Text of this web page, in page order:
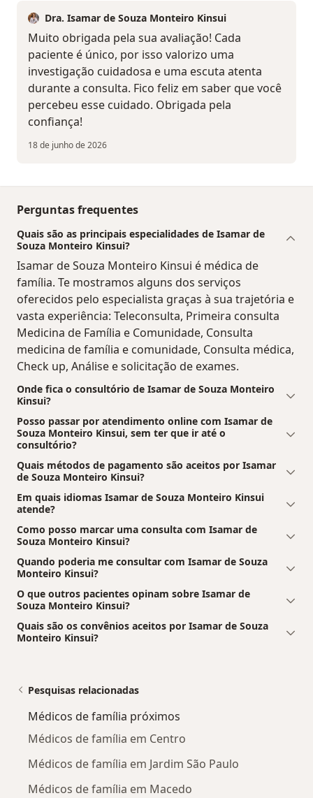
Dra. Isamar de Souza Monteiro Kinsui
Muito obrigada pela sua avaliação! Cada
paciente é único, por isso valorizo uma
investigação cuidadosa e uma escuta atenta
durante a consulta. Fico feliz em saber que você
percebeu esse cuidado. Obrigada pela
confiança!
18 de junho de 2026
Perguntas frequentes
Quais são as principais especialidades de Isamar de
Souza Monteiro Kinsui?
Isamar de Souza Monteiro Kinsui é médica de
família. Te mostramos alguns dos serviços
oferecidos pelo especialista graças à sua trajetória e
vasta experiência: Teleconsulta, Primeira consulta
Medicina de Família e Comunidade, Consulta
medicina de família e comunidade, Consulta médica,
Check up, Análise e solicitação de exames.
Onde fica o consultório de Isamar de Souza Monteiro
Kinsui?
Posso passar por atendimento online com Isamar de
Souza Monteiro Kinsui, sem ter que ir até o
consultório?
Quais métodos de pagamento são aceitos por Isamar
de Souza Monteiro Kinsui?
Em quais idiomas Isamar de Souza Monteiro Kinsui
atende?
Como posso marcar uma consulta com Isamar de
Souza Monteiro Kinsui?
Quando poderia me consultar com Isamar de Souza
Monteiro Kinsui?
O que outros pacientes opinam sobre Isamar de
Souza Monteiro Kinsui?
Quais são os convênios aceitos por Isamar de Souza
Monteiro Kinsui?
Pesquisas relacionadas
Médicos de família próximos
Médicos de família em Centro
Médicos de família em Jardim São Paulo
Médicos de família em Macedo